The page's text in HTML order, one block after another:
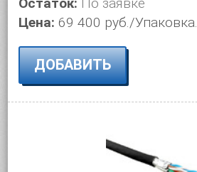
Цена: 69 400 руб./Упаковка.
ДОБАВИТЬ